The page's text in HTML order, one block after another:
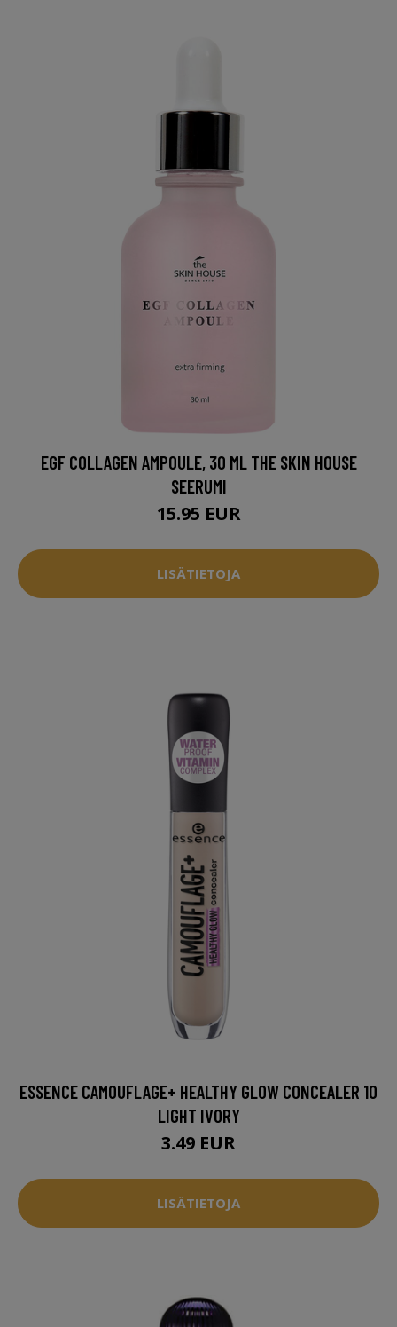
EGF COLLAGEN AMPOULE, 30 ML THE SKIN HOUSE
SEERUMI
15.95 EUR
LISÄTIETOJA
ESSENCE CAMOUFLAGE+ HEALTHY GLOW CONCEALER 10
LIGHT IVORY
3.49 EUR
LISÄTIETOJA